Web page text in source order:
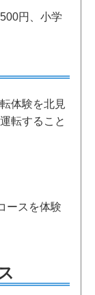
円、小学
体験を北見
転すること
ースを体験